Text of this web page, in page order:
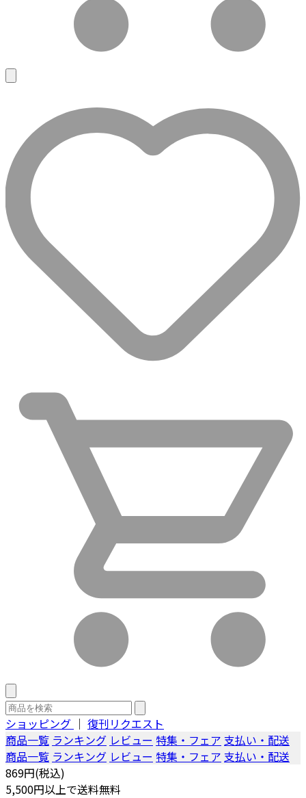
ショッピング ｜ 復刊リクエスト
商品一覧 ランキング レビュー 特集・フェア 支払い・配送
商品一覧 ランキング レビュー 特集・フェア 支払い・配送
869円(税込)
5,500円以上で送料無料